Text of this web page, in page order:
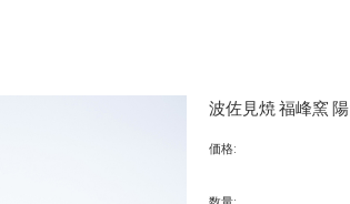
波佐見焼 福峰窯
価格: